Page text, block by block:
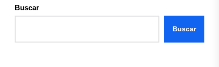
Buscar
Buscar